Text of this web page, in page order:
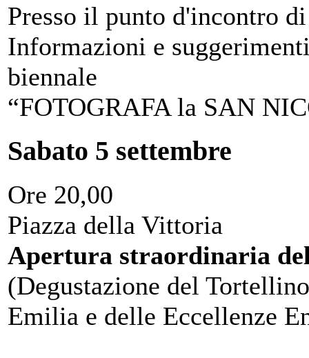
Presso il punto d'incontro
Informazioni e
biennale
“FOTOGRAFA la SAN
Sabato 5 settembre
Ore 20,00
Piazza della Vittoria
Apertura straordinaria
(Degustazione del
Emilia e delle Eccellenze